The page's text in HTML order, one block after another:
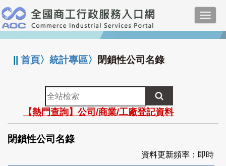
跳
到
主
要
:::
||首頁〉統計專區〉 閉鎖性公司名錄
全
站
檢
索
【熱門查詢】公司/商業/工廠登記資料
閉鎖性公司名錄
資料更新頻率：即時